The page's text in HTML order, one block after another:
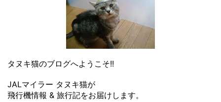
タヌキ猫のブログへようこそ!!
JALマイラー タヌキ猫が
飛行機情報 & 旅行記をお届けします。